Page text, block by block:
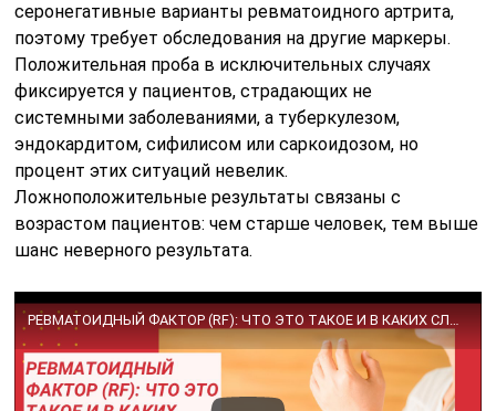
серонегативные варианты ревматоидного артрита,
поэтому требует обследования на другие маркеры.
Положительная проба в исключительных случаях
фиксируется у пациентов, страдающих не
системными заболеваниями, а туберкулезом,
эндокардитом, сифилисом или саркоидозом, но
процент этих ситуаций невелик.
Ложноположительные результаты связаны с
возрастом пациентов: чем старше человек, тем выше
шанс неверного результата.
РЕВМАТОИДНЫЙ ФАКТОР (RF): ЧТО ЭТО ТАКОЕ И В КАКИХ СЛУЧАЯХ ПОВЫШАЕТСЯ